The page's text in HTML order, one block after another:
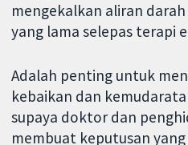
mengekalkan aliran
yang lama selepas terapi
Adalah penting untuk
kebaikan dan
supaya doktor dan
membuat keputusan